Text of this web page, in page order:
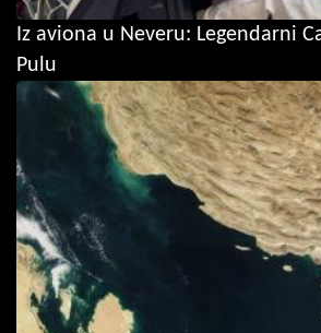
Iz aviona u Neveru: Legendarni
Pulu